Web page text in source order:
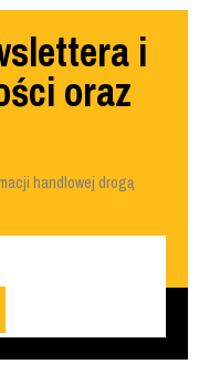
i
oraz
handlowej drogą